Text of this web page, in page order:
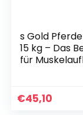
s Gold
15 kg – Das
für
organische
€45,10